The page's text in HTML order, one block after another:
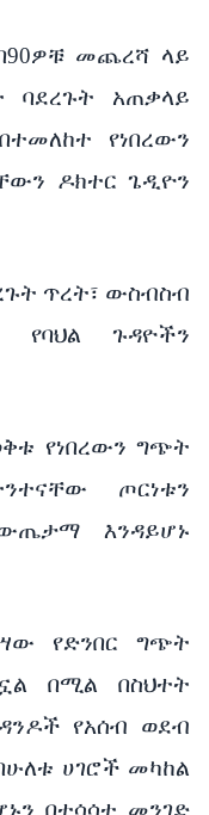
መጨረሻ ላይ
ባደረጉት አጠቃላይ
የነበረውን
ዶክተር ጌዲዮን
ጥረት፣ ውስብስብ
የባህል ጉዳዮችን
የነበረውን ግጭት
ጦርነቱን
እንዳይሆኑ
የድንበር ግጭት
በሚል በስህተት
የአሰብ ወደብ
ሀገሮች መካከል
በተሳሳተ መንገድ